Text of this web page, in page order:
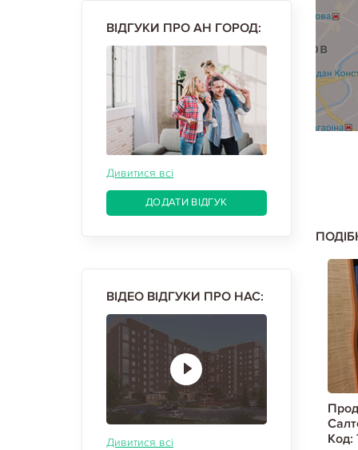
ВІДГУКИ ПРО АН ГОРОД:
Дивитися всі
ДОДАТИ ВІДГУК
ВІДЕО ВІДГУКИ ПРО НАС:
Дивитися всі
Продам 4-х кімнатну квартиру,
Салтовка, 656 м/р, Код:
725926/7
Код: